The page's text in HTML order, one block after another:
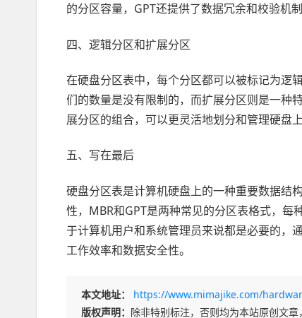
的分区容量，GPT还提供了数据冗余和校验机
四、逻辑分区和扩展分区
在硬盘分区表中，每个分区都可以被标记为逻
们的数量是没有限制的，而扩展分区则是一种
展分区的组合，可以更灵活地划分和管理硬盘
五、写在最后
硬盘分区表是计算机硬盘上的一种重要数据结
性，MBR和GPT是两种常见的分区表格式，
于计算机用户和系统管理员来说都是必要的，
工作效率和数据安全性。
本文地址：
https://www.mimajike.com/
版权声明： 除非特别标注，否则均为本站原创文章